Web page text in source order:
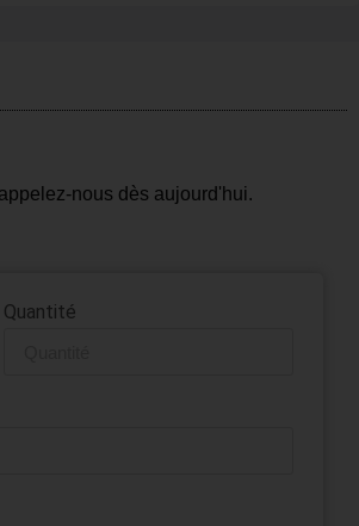
nous dès aujourd'hui.
Quantité